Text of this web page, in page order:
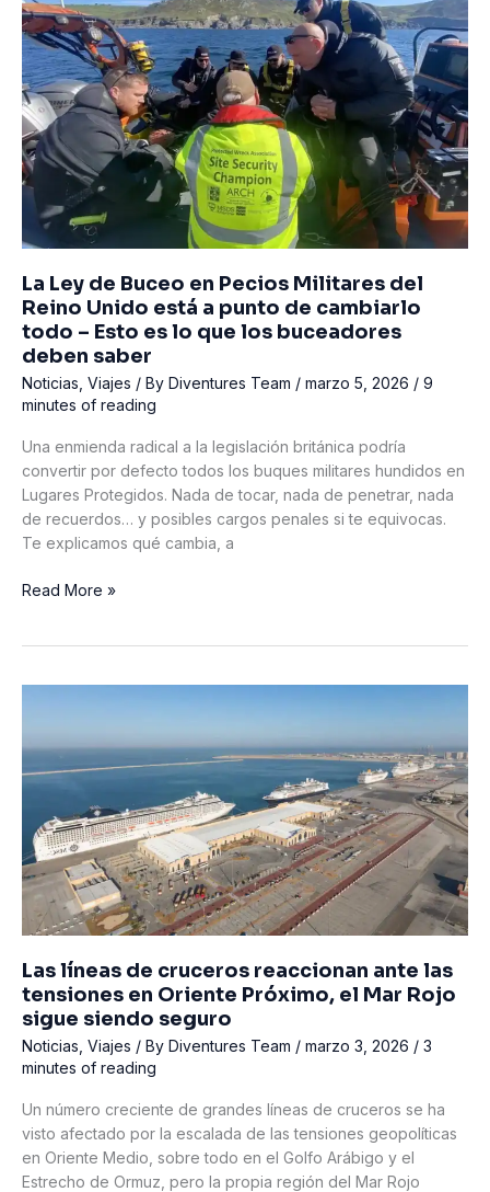
fin
sus
secretos
La Ley de Buceo en Pecios Militares del
Reino Unido está a punto de cambiarlo
todo – Esto es lo que los buceadores
deben saber
Noticias Viajes / By Diventures Team / marzo 5, 2026 / 9
minutes of reading
Una enmienda radical a la legislación británica podría
convertir por defecto todos los buques militares hundidos en
Lugares Protegidos. Nada de tocar, nada de penetrar, nada
de recuerdos… y posibles cargos penales si te equivocas.
Te explicamos qué cambia, a
La
en
del
Reino
está
a
punto
de
cambiarlo
–
Esto
es
lo
que
buceadores
deben
saber
Read More »
Las líneas de cruceros reaccionan ante las
tensiones en Oriente Próximo, el Mar Rojo
sigue siendo seguro
Noticias Viajes / By Diventures Team / marzo 3, 2026 / 3
minutes of reading
Un número creciente de grandes líneas de cruceros se ha
visto afectado por la escalada de las tensiones geopolíticas
en Oriente Medio, sobre todo en el Golfo Arábigo y el
Estrecho de Ormuz, pero la propia región del Mar Rojo